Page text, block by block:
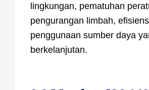
lingkungan, pematuhan
pengurangan limbah,
penggunaan sumber daya
berkelanjutan.